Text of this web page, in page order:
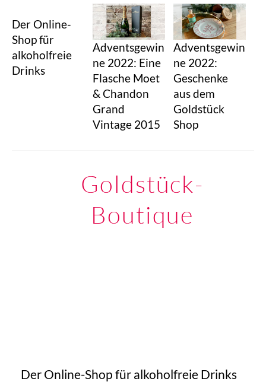
Der Online-
Shop für
alkoholfreie
Drinks
Adventsgewin
ne 2022: Eine
Flasche Moet
& Chandon
Grand
Vintage 2015
Adventsgewin
ne 2022:
Geschenke
aus dem
Goldstück
Shop
Goldstück-
Boutique
Der Online-Shop für alkoholfreie Drinks